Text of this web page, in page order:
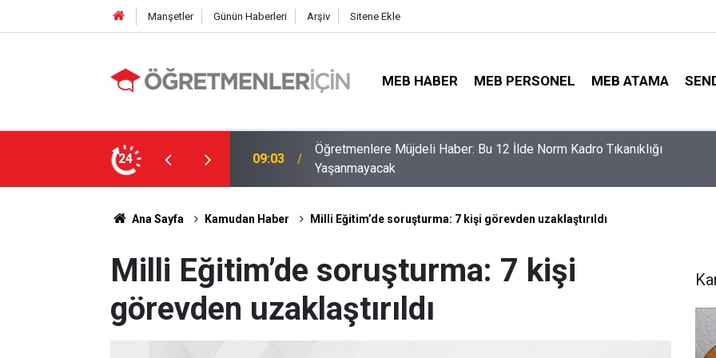
Manşetler Günün Haberleri Arşiv Sitene Ekle
MEB HABER MEB PERSONEL MEB ATAMA
24
İlde Norm Kadro Tıkanıklığı
19:02
Öğretmenler İçin Son Saatler! MEB E-Sınav Görev Başvurularında Süre
Doluyor
Ana Sayfa Kamudan Haber Milli Eğitim’de soruşturma: 7 kişi görevden uzaklaştırıldı
Milli Eğitim’de soruşturma: 7 kişi
görevden uzaklaştırıldı